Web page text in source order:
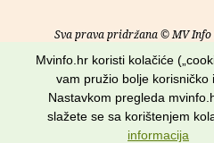
Sva prava pridržana © MV Info
Uvjeti
Potraži
Mvinfo.hr koristi kolačiće
vam pružio bolje korisničko
Nastavkom pregleda
slažete se sa korištenjem
informacija